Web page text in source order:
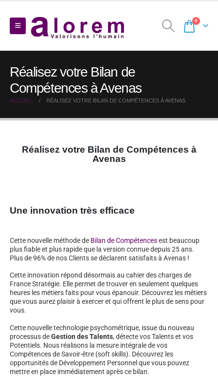
0
Réalisez votre Bilan de
Compétences à Avenas
ACCUEIL RÉALISEZ VOTRE BILAN DE COMPÉTENCES À AVENAS
Réalisez votre Bilan de Compétences à
Avenas
Une innovation très efficace
Cette nouvelle méthode de Bilan de Compétencesest beaucoup
plus fiable et plus rapide que la version connue depuis 25 ans.
Plus de 96% de nos Clients se déclarent satisfaits à Avenas !
Cette innovation répond désormais au cahier des charges de
France Stratégie. Elle permet de trouver en seulement quelques
heures les métiers faits pour vous épanouir. Découvrez les métiers
que vous aurez plaisir à exercer et qui offrent le plus de sens pour
vous.
Cette nouvelle technologie psychométrique, issue du nouveau
processus deGestion des Talents, détecte vos Talents et vos
Potentiels. Nous réalisons la mesure intégrale de vos
Compétences de Savoir-être (soft skills). Découvrez les
opportunités de Développement Personnel que vous pouvez
mettre en place immédiatement après ce bilan.